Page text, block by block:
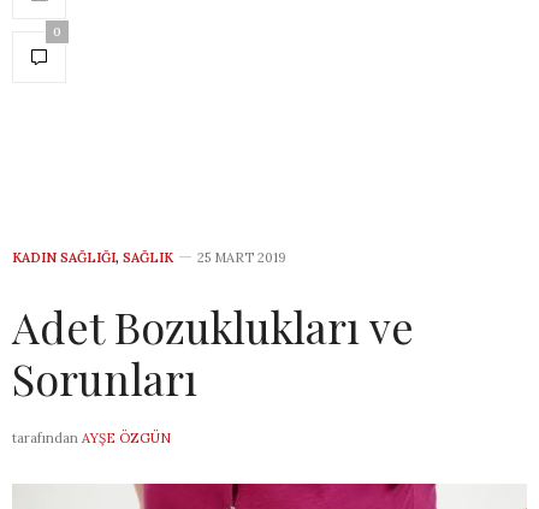
0
KADIN SAĞLIĞI, SAĞLIK 25 MART 2019
Adet Bozuklukları ve
Sorunları
tarafından AYŞE ÖZGÜN